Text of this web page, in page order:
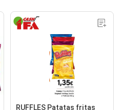
RUFFLES Patatas fritas